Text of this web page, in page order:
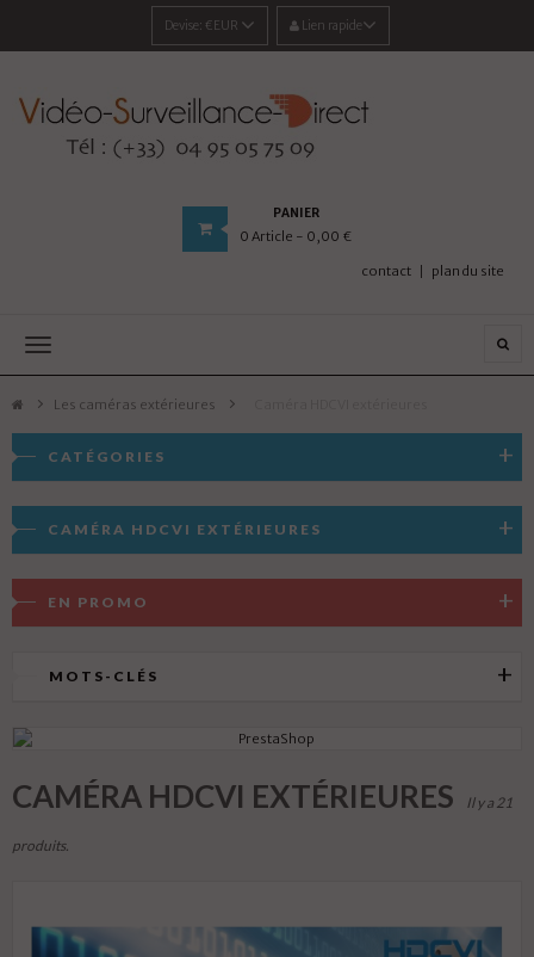
Devise: €EUR Lien rapide
PANIER
0 Article - 0,00 €
contact plan du site
Navigation
Les caméras extérieures >
CATÉGORIES
CAMÉRA HDCVI EXTÉRIEURES
EN PROMO
MOTS-CLÉS
CAMÉRA HDCVI EXTÉRIEURES Il y a 21
produits.